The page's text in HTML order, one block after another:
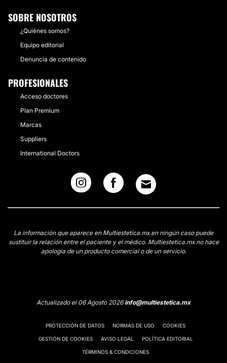
SOBRE NOSOTROS
¿Quiénes somos?
Equipo editorial
Denuncia de contenido
PROFESIONALES
Acceso doctores
Plan Premium
Marcas
Suppliers
International Doctors
La información que aparece en Multiestetica.mx en ningún caso puede
sustituir la relación entre el paciente y el médico. Multiestetica.mx no hace
apología de un producto comercial o de un servicio.
Actualizado el 06 Agosto 2026info@multiestetica.mx
PROTECCIÓN DE DATOS NORMAS DE USO COOKIES
GESTIÓN DE COOKIES AVISO LEGAL POLÍTICA EDITORIAL
TÉRMINOS & CONDICIONES